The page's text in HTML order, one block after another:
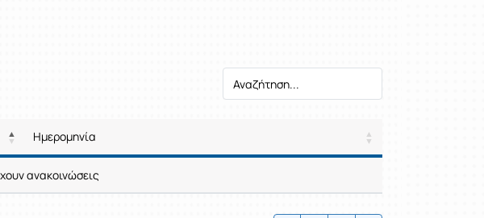
Ημερομηνία
Ρυθμίσεις επιλογής / Αποτελέσματα
Ρυθμίσεις επιλογής / Αποτελέσματα
ανακοινώσεις